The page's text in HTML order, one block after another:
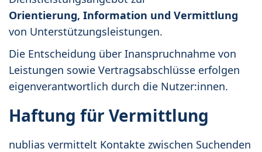
Orientierung, Information und Vermittlung
von Unterstützungsleistungen.
Die Entscheidung über Inanspruchnahme von
Leistungen sowie Vertragsabschlüsse erfolgen
eigenverantwortlich durch die Nutzer:innen.
Haftung für Vermittlung
nublias vermittelt Kontakte zwischen Suchenden